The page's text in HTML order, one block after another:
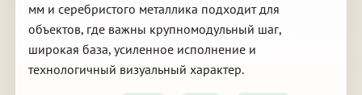
мм и серебристого металлика подходит для
объектов, где важны крупномодульный шаг,
широкая база, усиленное исполнение и
технологичный визуальный характер.